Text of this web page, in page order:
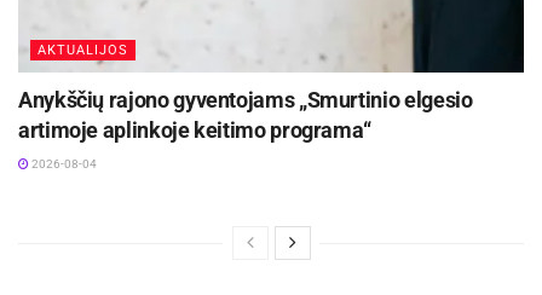
AKTUALIJOS
Anykščių rajono gyventojams „Smurtinio elgesio
artimoje aplinkoje keitimo programa“
2026-08-04